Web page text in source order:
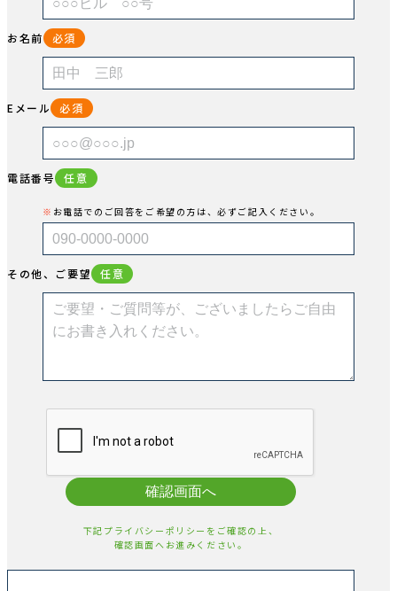
お名前 必須
Eメール 必須
電話番号 任意
お電話でのご回答をご希望の方は、必ずご記入ください。
その他、ご要望 任意
確認画面へ
下記プライバシーポリシーをご確認の上、
確認画面へお進みください。